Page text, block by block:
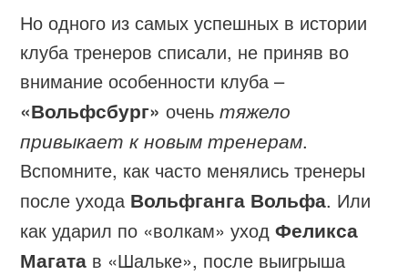
Но одного из самых успешных в истории
клуба тренеров списали, не приняв во
внимание особенности клуба –
«Вольфсбург» оченьтяжело
привыкает к новым тренерам.
Вспомните, как часто менялись тренеры
после ухода Вольфганга Вольфа. Или
как ударил по «волкам» уходФеликса
Магата в «Шальке», после выигрыша